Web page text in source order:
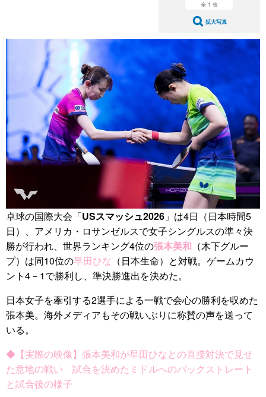
全 1 枚
拡大写真
卓球の国際大会「USスマッシュ2026 」は4日（日本時間5
日）、アメリカ・ロサンゼルスで女子シングルスの準々決
勝が行われ、世界ランキング4位の張本美和 （木下グルー
プ）は同10位の早田ひな （日本生命）と対戦。ゲームカウ
ント4－1で勝利し、準決勝進出を決めた。
日本女子を牽引する2選手による一戦で会心の勝利を収めた
張本美。海外メディアもその戦いぶりに称賛の声を送って
いる。
◆【実際の映像】張本美和が早田ひなとの直接対決で見せ
た意地の戦い 試合を決めたミドルへのバックストレート
と試合後の様子